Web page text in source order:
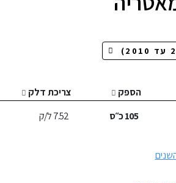
הספק צריכת דלק
105כ״ס 7.52ל/ק